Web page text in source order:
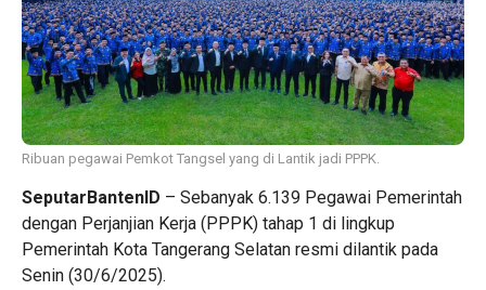
Ribuan pegawai Pemkot Tangsel yang di Lantik jadi PPPK.
SeputarBantenID – Sebanyak 6.139 Pegawai Pemerintah
dengan Perjanjian Kerja (PPPK) tahap 1 di lingkup
Pemerintah Kota Tangerang Selatan resmi dilantik pada
Senin (30/6/2025).